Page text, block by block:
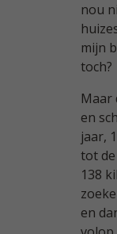
nou
mijn
toch?
Maar
en
jaar,
tot
138
en